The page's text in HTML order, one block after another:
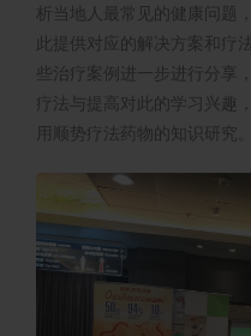
析当地人最常见的健康问题
此提供对应的解决方案和疗
些治疗案例进一步进行分享
疗法与提高对此的学习兴趣
用顺势疗法药物的知识研究。